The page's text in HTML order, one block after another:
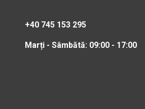
+40 745 153 295
Marți - Sâmbătă: 09:00 - 17:00